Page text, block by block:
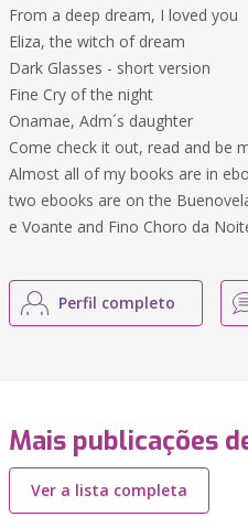
From a deep dream, I loved you
Eliza, the witch of dream
Dark Glasses - short version
Fine Cry of the night
Onamae, Adm´s daughter
Come check it out, read and be
Almost all of my books are in
two ebooks are on the
e Voante and Fino Choro da
Perfil completo
Mais publicações
Ver a lista completa